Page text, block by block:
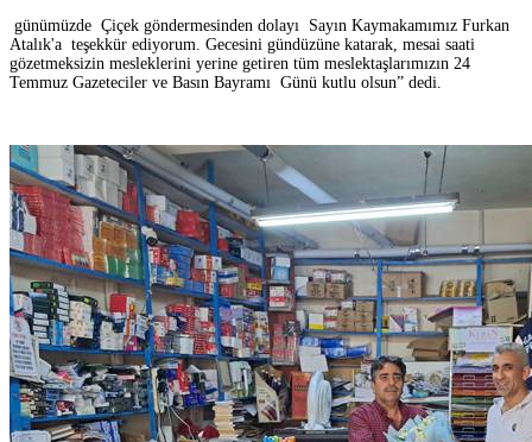
günümüzde Çiçek göndermesinden dolayı Sayın Kaymakamımız Furkan
Atalık'a teşekkür ediyorum. Gecesini gündüzüne katarak, mesai saati
gözetmeksizin mesleklerini yerine getiren tüm meslektaşlarımızın 24
Temmuz Gazeteciler ve Basın Bayramı Günü kutlu olsun” dedi.